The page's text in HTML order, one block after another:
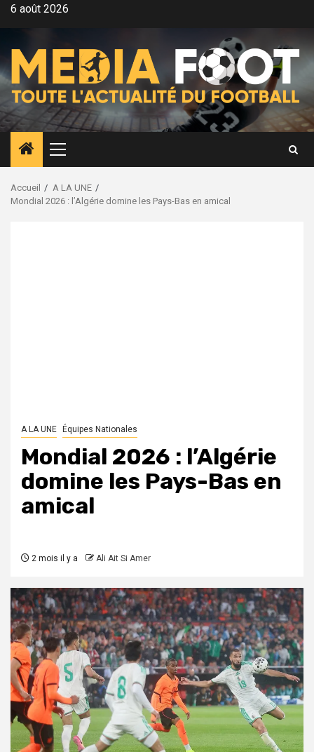
Aller6 août 2026
Menu
principal
Accueil
A LA UNE
Mondial 2026 : l’Algérie domine les Pays-Bas en amical
A LA UNE Équipes Nationales
Mondial 2026 : l’Algérie
domine les Pays-Bas en
amical
2 mois il y a Ali Ait Si Amer